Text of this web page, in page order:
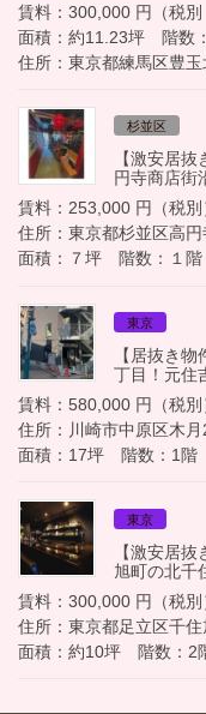
賃料：300,000 円（税別
面積：約11.23坪 階数
住所：東京都練馬区豊玉
杉並区
【激安居
円寺商店街
賃料：253,000 円（税別
住所：東京都杉並区高円
面積：７坪 階数：１階
東京
【居抜き
丁目！元住
賃料：580,000 円（税別
住所：川崎市中原区木月
面積：17坪 階数：1階
東京
【激安居
旭町の北千
賃料：300,000 円（税別
住所：東京都足立区千住
面積：約10坪 階数：2